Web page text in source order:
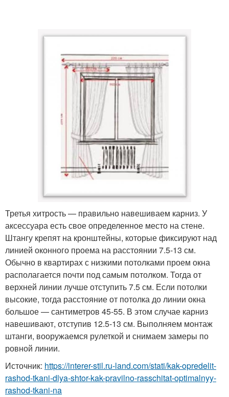
Третья хитрость — правильно навешиваем карниз. У
аксессуара есть свое определенное место на стене.
Штангу крепят на кронштейны, которые фиксируют над
линией оконного проема на расстоянии 7.5-13 см.
Обычно в квартирах с низкими потолками проем окна
располагается почти под самым потолком. Тогда от
верхней линии лучше отступить 7.5 см. Если потолки
высокие, тогда расстояние от потолка до линии окна
большое — сантиметров 45-55. В этом случае карниз
навешивают, отступив 12.5-13 см. Выполняем монтаж
штанги, вооружаемся рулеткой и снимаем замеры по
ровной линии.
Источник: https://interer-stil.ru-land.com/stati/kak-opredelit-
rashod-tkani-dlya-shtor-kak-pravilno-rasschitat-optimalnyy-
rashod-tkani-na